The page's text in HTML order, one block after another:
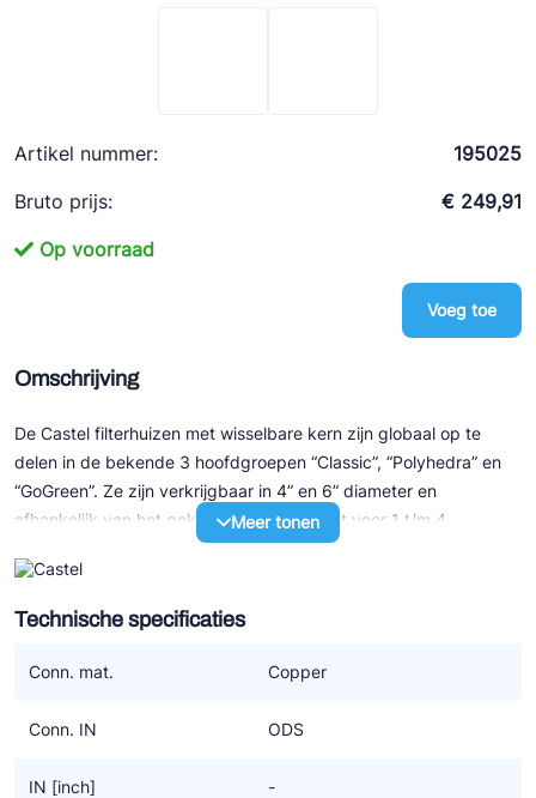
Artikel nummer:
195025
Bruto prijs:
€ 249,91
Op voorraad
Voeg toe
Omschrijving
De Castel filterhuizen met wisselbare kern zijn globaal op te
delen in de bekende 3 hoofdgroepen “Classic”, “Polyhedra” en
“GoGreen”. Ze zijn verkrijgbaar in 4” en 6” diameter en
afhankelijk van het gekozen type geschikt voor 1 t/m 4
patronen. En dat kan zijn voor een droger uitvoering (A) of als
een zuigfilter (C).
De toevoeging F in AF en CF staat voor stalen lasaansluiting. De
bussen zijn gekalibreerd voor soldeeraansluitingen.
In de omschrijving wordt weergegeven waarvoor het huis
“CO2” = Alleen geschikt voor R744. Heb je een filterhuis nodig
Meer tonen
Technische specificaties
Conn. mat. Copper
Conn. IN ODS
IN [inch] -